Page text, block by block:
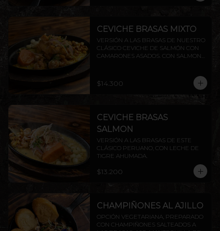
CEVICHE BRASAS MIXTO
VERSIÓN A LAS BRASAS DE NUESTRO
CLÁSICO CEVICHE DE SALMÓN CON
CAMARONES ASADOS. CON SALMON
$14.300
CEVICHE BRASAS
SALMON
VERSIÓN A LAS BRASAS DE ESTE
CLÁSICO PERUANO, CON LECHE DE
TIGRE AHUMADA.
$13.200
CHAMPIÑONES AL AJILLO
OPCIÓN VEGETARIANA, PREPARADO
CON CHAMPIÑONES SALTEADOS A